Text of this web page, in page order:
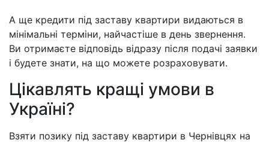
А ще кредити під заставу квартири видаються в
мінімальні терміни, найчастіше в день звернення.
Ви отримаєте відповідь відразу після подачі заявки
і будете знати, на що можете розраховувати.
Цікавлять кращі умови в
Україні?
Взяти позику під заставу квартири в Чернівцях на